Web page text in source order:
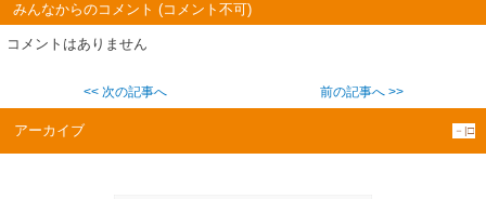
みんなからのコメント (コメント不可)
コメントはありません
<< 次の記事へ 前の記事へ >>
アーカイブ －|□